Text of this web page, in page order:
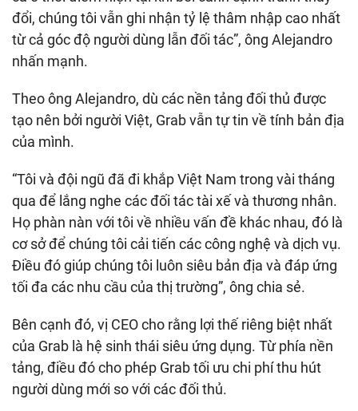
đổi, chúng tôi vẫn ghi nhận tỷ lệ thâm nhập cao nhất
từ cả góc độ người dùng lẫn đối tác”, ông Alejandro
nhấn mạnh.
Theo ông Alejandro, dù các nền tảng đối thủ được
tạo nên bởi người Việt, Grab vẫn tự tin về tính bản địa
của mình.
“Tôi và đội ngũ đã đi khắp Việt Nam trong vài tháng
qua để lắng nghe các đối tác tài xế và thương nhân.
Họ phàn nàn với tôi về nhiều vấn đề khác nhau, đó là
cơ sở để chúng tôi cải tiến các công nghệ và dịch vụ.
Điều đó giúp chúng tôi luôn siêu bản địa và đáp ứng
tối đa các nhu cầu của thị trường”, ông chia sẻ.
Bên cạnh đó, vị CEO cho rằng lợi thế riêng biệt nhất
của Grab là hệ sinh thái siêu ứng dụng. Từ phía nền
tảng, điều đó cho phép Grab tối ưu chi phí thu hút
người dùng mới so với các đối thủ.